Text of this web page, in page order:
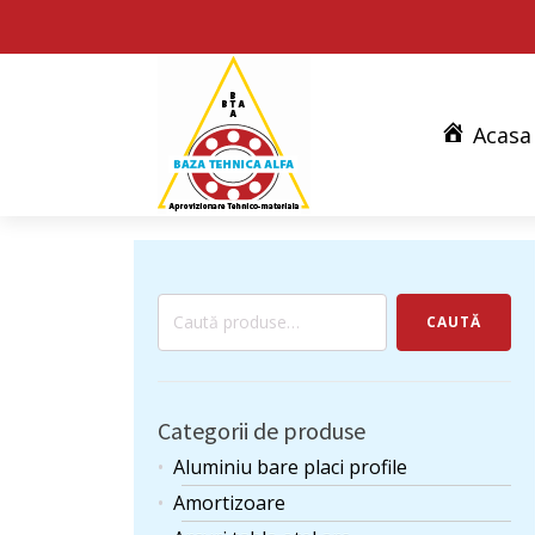
Acasa
Caută
CAUTĂ
Categorii de produse
Aluminiu bare placi profile
Amortizoare